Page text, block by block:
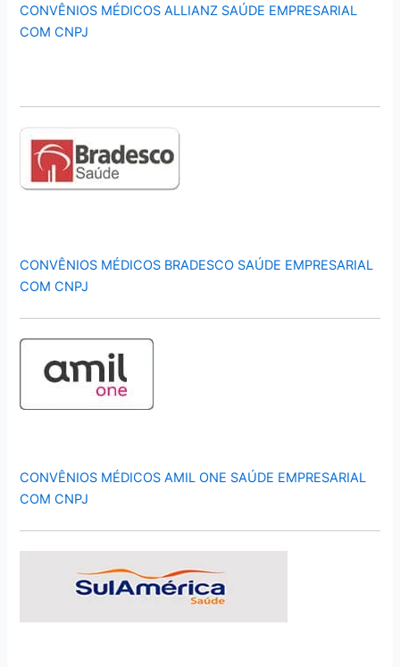
CONVÊNIOS MÉDICOS ALLIANZ SAÚDE EMPRESARIAL
COM CNPJ
CONVÊNIOS MÉDICOS BRADESCO SAÚDE EMPRESARIAL
COM CNPJ
CONVÊNIOS MÉDICOS AMIL ONE SAÚDE EMPRESARIAL
COM CNPJ